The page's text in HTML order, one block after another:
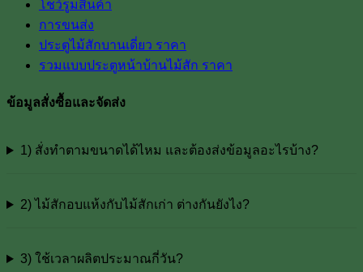
โชว์รูมสินค้า
การขนส่ง
ประตูไม้สักบานเดี่ยว ราคา
รวมแบบประตูหน้าบ้านไม้สัก ราคา
ข้อมูลสั่งซื้อและจัดส่ง
1) สั่งทำตามขนาดได้ไหม และต้องส่งข้อมูลอะไรบ้าง?
2) ไม้สักอบแห้งกับไม้สักเก่า ต่างกันยังไง?
3) ใช้เวลาผลิตประมาณกี่วัน?